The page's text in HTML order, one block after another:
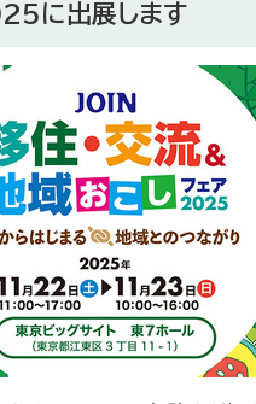
に出展します